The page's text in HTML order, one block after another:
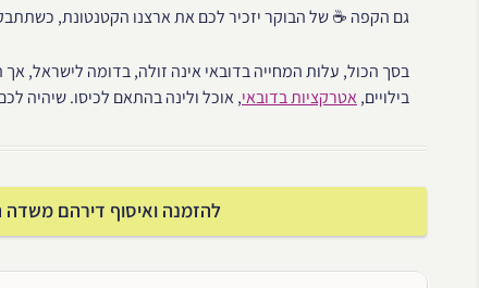
גם הקפה ☕ של הבוקר יזכיר לכם את ארצנו הקטנטונת, כשתתבקשו לשלם
בסך הכול, עלות המחייה בדובאי אינה זולה, בדומה לישראל,
בילויים,אטרקציות בדובאי, אוכל ולינה בהתאם לכיסו. שיהיה
להזמנה ואיסוף דירהם משדה